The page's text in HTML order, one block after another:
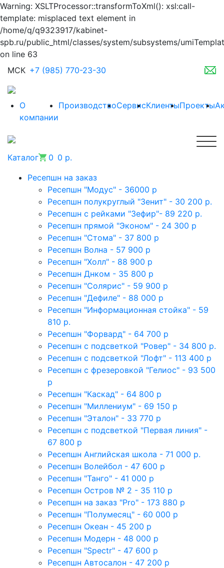
Warning: XSLTProcessor::transformToXml(): xsl:call-
template: misplaced text element in
/home/q/q9323917/kabinet-
spb.ru/public_html/classes/system/subsystems/
on line 63
МСК +7 (985) 770-23-30
О
компании
ПроизводствоСервисКлиентыПроекты
Каталог 0 0 р.
Ресепшн на заказ
Ресепшн "Модус" - 36000 р
Ресепшн полукруглый "Зенит" - 30 200 р.
Ресепшн с рейками "Зефир"- 89 220 р.
Ресепшн прямой "Эконом" - 24 300 р
Ресепшн "Стома" - 37 800 р
Ресепшн Волна - 57 900 р
Ресепшн "Холл" - 88 900 р
Ресепшн Днком - 35 800 р
Ресепшн "Солярис" - 59 900 р
Ресепшн "Дефиле" - 88 000 р
Ресепшн "Информационная стойка" - 59
810 р.
Ресепшн "Форвард" - 64 700 р
Ресепшн с подсветкой "Ровер" - 34 800 р.
Ресепшн с подсветкой "Лофт" - 113 400 р
Ресепшн с фрезеровкой "Гелиос" - 93 500
р
Ресепшн "Каскад" - 64 800 р
Ресепшн "Миллениум" - 69 150 р
Ресепшн "Эталон" - 33 770 р
Ресепшн с подсветкой "Первая линия" -
67 800 р
Ресепшн Английская школа - 71 000 р.
Ресепшн Волейбол - 47 600 р
Ресепшн "Танго" - 41 000 р
Ресепшн Остров № 2 - 35 110 р
Ресепшн на заказ "Pro" - 173 880 р
Ресепшн "Полумесяц" - 60 000 р
Ресепшн Океан - 45 200 р
Ресепшн Модерн - 48 000 р
Ресепшн "Spectr" - 47 600 р
Ресепшн Автосалон - 47 200 р